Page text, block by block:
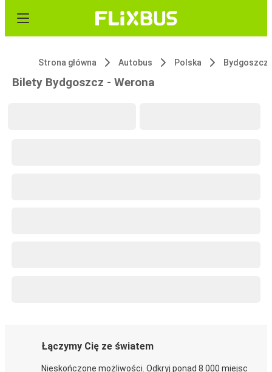
Strona główna Autobus Polska Bydgoszcz
Bilety Bydgoszcz - Werona
Łączymy Cię ze światem
Nieskończone możliwości. Odkryj ponad 8 000 miejsc